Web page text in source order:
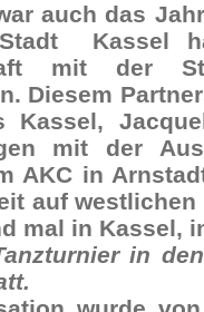
auch das
Kassel
mit der
Diesem
Kassel,
mit der
AKC in
auf
mal in Kassel,
in